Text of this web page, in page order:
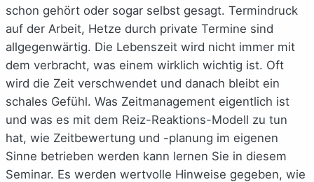
schon gehört oder sogar selbst gesagt. Termindruck
auf der Arbeit, Hetze durch private Termine sind
allgegenwärtig. Die Lebenszeit wird nicht immer mit
dem verbracht, was einem wirklich wichtig ist. Oft
wird die Zeit verschwendet und danach bleibt ein
schales Gefühl. Was Zeitmanagement eigentlich ist
und was es mit dem Reiz-Reaktions-Modell zu tun
hat, wie Zeitbewertung und -planung im eigenen
Sinne betrieben werden kann lernen Sie in diesem
Seminar. Es werden wertvolle Hinweise gegeben, wie